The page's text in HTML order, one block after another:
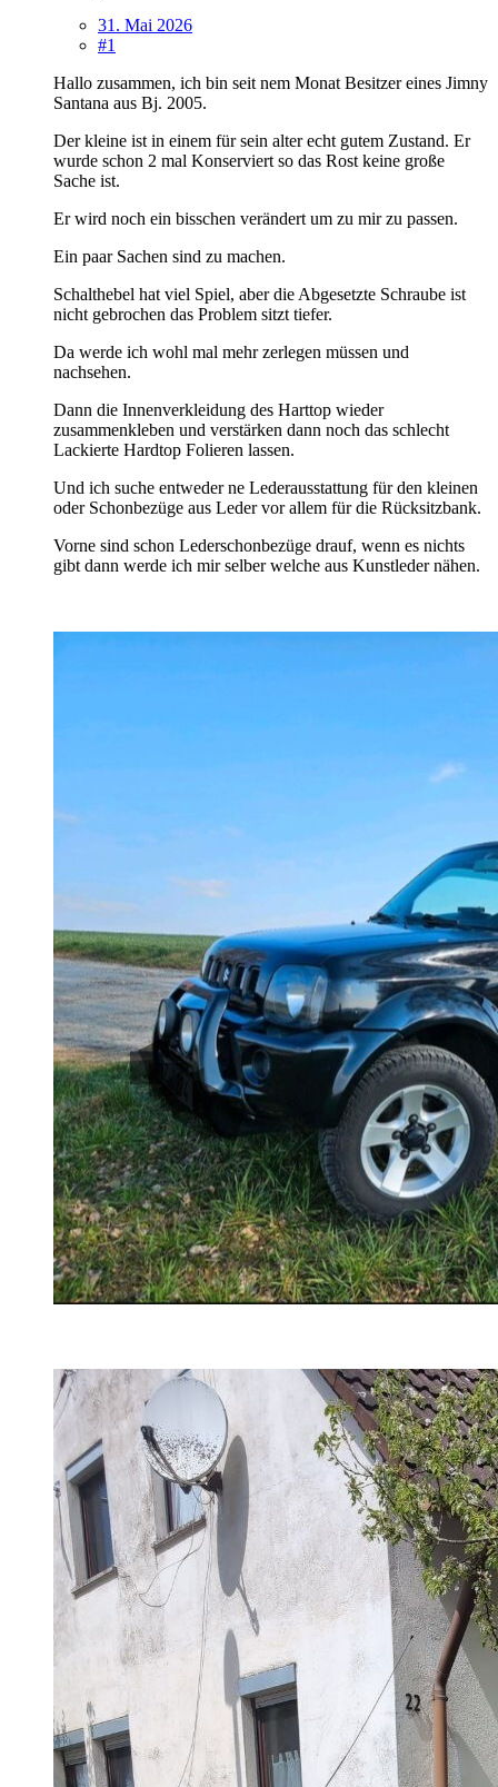
31. Mai 2026
#1
Hallo zusammen, ich bin seit nem Monat Besitzer eines Jimny
Santana aus Bj. 2005.
Der kleine ist in einem für sein alter echt gutem Zustand. Er
wurde schon 2 mal Konserviert so das Rost keine große
Sache ist.
Er wird noch ein bisschen verändert um zu mir zu passen.
Ein paar Sachen sind zu machen.
Schalthebel hat viel Spiel, aber die Abgesetzte Schraube ist
nicht gebrochen das Problem sitzt tiefer.
Da werde ich wohl mal mehr zerlegen müssen und
nachsehen.
Dann die Innenverkleidung des Harttop wieder
zusammenkleben und verstärken dann noch das schlecht
Lackierte Hardtop Folieren lassen.
Und ich suche entweder ne Lederausstattung für den kleinen
oder Schonbezüge aus Leder vor allem für die Rücksitzbank.
Vorne sind schon Lederschonbezüge drauf, wenn es nichts
gibt dann werde ich mir selber welche aus Kunstleder nähen.